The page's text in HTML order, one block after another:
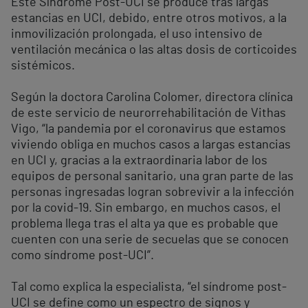
Este Síndrome Post-UCI se produce tras largas
estancias en UCI, debido, entre otros motivos, a la
inmovilización prolongada, el uso intensivo de
ventilación mecánica o las altas dosis de corticoides
sistémicos.
Según la doctora Carolina Colomer, directora clínica
de este servicio de neurorrehabilitación de Vithas
Vigo, “la pandemia por el coronavirus que estamos
viviendo obliga en muchos casos a largas estancias
en UCI y, gracias a la extraordinaria labor de los
equipos de personal sanitario, una gran parte de las
personas ingresadas logran sobrevivir a la infección
por la covid-19. Sin embargo, en muchos casos, el
problema llega tras el alta ya que es probable que
cuenten con una serie de secuelas que se conocen
como síndrome post-UCI”.
Tal como explica la especialista, “el síndrome post-
UCI se define como un espectro de signos y